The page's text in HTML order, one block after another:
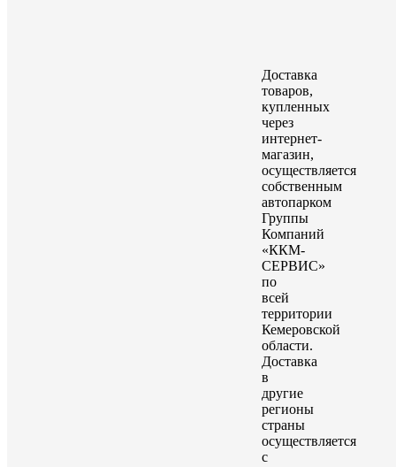
Доставка
товаров,
купленных
через
интернет-
магазин,
осуществляется
собственным
автопарком
Группы
Компаний
«ККМ-
СЕРВИС»
по
всей
территории
Кемеровской
области.
Доставка
в
другие
регионы
страны
осуществляется
с